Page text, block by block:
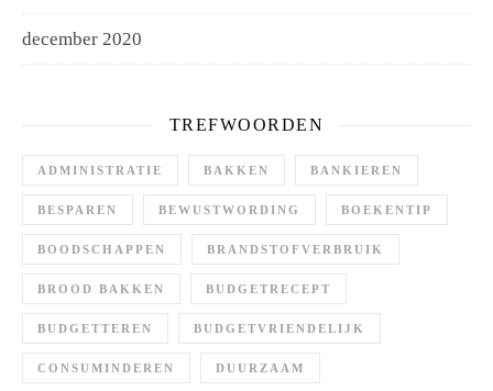
december 2020
TREFWOORDEN
ADMINISTRATIE BAKKEN BANKIEREN
BESPAREN BEWUSTWORDING BOEKENTIP
BOODSCHAPPEN BRANDSTOFVERBRUIK
BROOD BAKKEN BUDGETRECEPT
BUDGETTEREN BUDGETVRIENDELIJK
CONSUMINDEREN DUURZAAM